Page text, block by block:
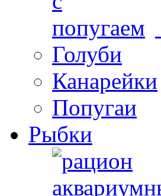
Голуби
Канарейки
Попугаи
Рыбки